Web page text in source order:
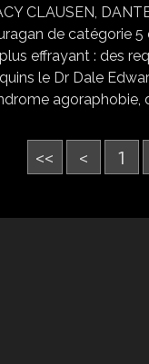
CLAUSEN,
de catégorie
effrayant : des
le Dr Dale
agoraphobie,
<< < 1